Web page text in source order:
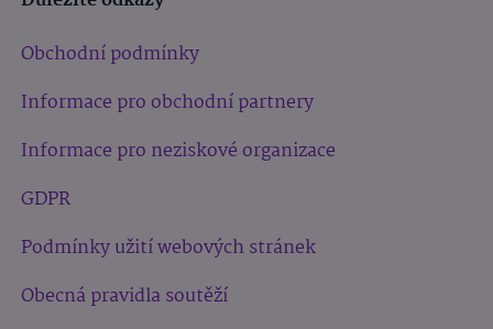
Obchodní podmínky
Informace pro obchodní partnery
Informace pro neziskové organizace
GDPR
Podmínky užití webových stránek
Obecná pravidla soutěží